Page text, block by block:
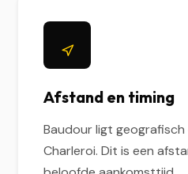
Afstand en timing
Baudour ligt
Charleroi. Dit is een